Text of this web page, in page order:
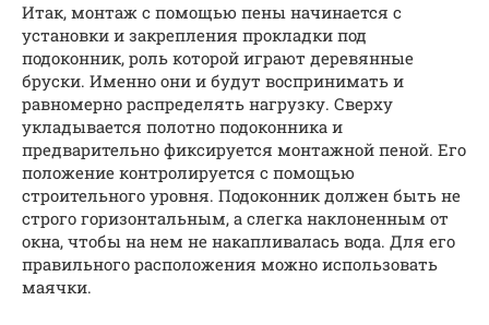
Итак, монтаж с помощью пены начинается с
установки и закрепления прокладки под
подоконник, роль которой играют деревянные
бруски. Именно они и будут воспринимать и
равномерно распределять нагрузку. Сверху
укладывается полотно подоконника и
предварительно фиксируется монтажной пеной. Его
положение контролируется с помощью
строительного уровня. Подоконник должен быть не
строго горизонтальным, а слегка наклоненным от
окна, чтобы на нем не накапливалась вода. Для его
правильного расположения можно использовать
маячки.